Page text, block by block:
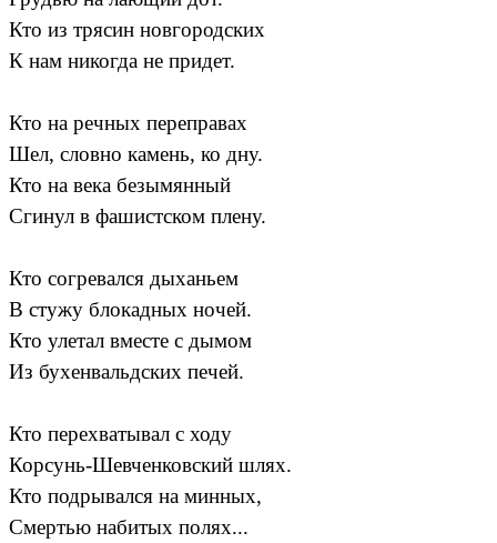
Кто из трясин новгородских
К нам никогда не придет.
Кто на речных переправах
Шел, словно камень, ко дну.
Кто на века безымянный
Сгинул в фашистском плену.
Кто согревался дыханьем
В стужу блокадных ночей.
Кто улетал вместе с дымом
Из бухенвальдских печей.
Кто перехватывал с ходу
Корсунь-Шевченковский шлях.
Кто подрывался на минных,
Смертью набитых полях...